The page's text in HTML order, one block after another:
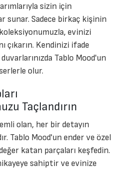
sizin için
sunar. Sadece birkaç kişinin
evinizi
çıkarın. Kendinizi ifade
Tablo Mood'un
olur.
Taçlandırın
olan, her bir detayın
Tablo Mood'un ender ve özel
katan parçaları keşfedin.
sahiptir ve evinize